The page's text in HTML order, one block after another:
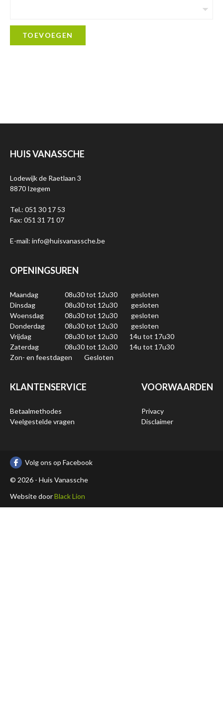
TOEVOEGEN
HUIS VANASSCHE
Lodewijk de Raetlaan 3
8870 Izegem
Tel.: 051 30 17 53
Fax: 051 31 71 07
E-mail: info@huisvanassche.be
OPENINGSUREN
Maandag 08u30 tot 12u30
gesloten
Dinsdag
08u30 tot 12u30
gesloten
Woensdag
08u30 tot 12u30
gesloten
Donderdag
08u30 tot 12u30
gesloten
Vrijdag
08u30 tot 12u30
14u tot 17u30
Zaterdag
08u30 tot 12u30
14u tot 17u30
Zon- en feestdagen
Gesloten
KLANTENSERVICE
Betaalmethodes
Veelgestelde vragen
VOORWAARDEN
Privacy
Disclaimer
Volg ons op Facebook
© 2026 - Huis Vanassche
Website doorBlack Lion